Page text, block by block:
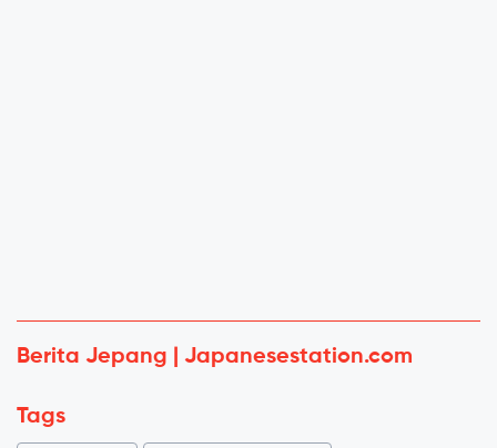
Berita Jepang | Japanesestation.com
Tags